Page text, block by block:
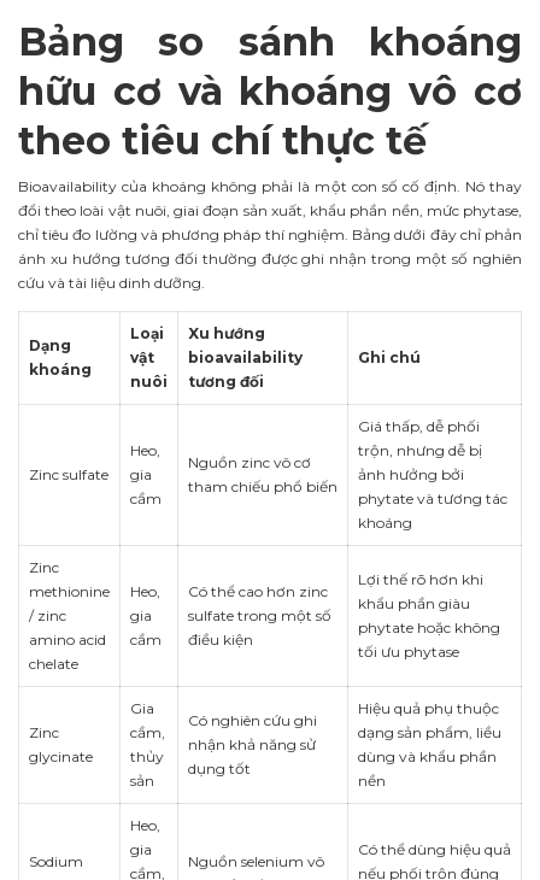
Bảng so sánh khoáng
hữu cơ và khoáng vô cơ
theo tiêu chí thực tế
Bioavailability của khoáng không phải là một con số cố định. Nó thay
đổi theo loài vật nuôi, giai đoạn sản xuất, khẩu phần nền, mức phytase,
chỉ tiêu đo lường và phương pháp thí nghiệm. Bảng dưới đây chỉ phản
ánh xu hướng tương đối thường được ghi nhận trong một số nghiên
cứu và tài liệu dinh dưỡng.
Dạng
khoáng
Loại
vật
nuôi
Xu hướng
bioavailability
tương đối
Ghi chú
Zinc sulfate
Heo,
gia
cầm
Nguồn zinc vô cơ
tham chiếu phổ biến
Giá thấp, dễ phối
trộn, nhưng dễ bị
ảnh hưởng bởi
phytate và tương tác
khoáng
Zinc
methionine
/ zinc
amino acid
chelate
Heo,
gia
cầm
Có thể cao hơn zinc
sulfate trong một số
điều kiện
Lợi thế rõ hơn khi
khẩu phần giàu
phytate hoặc không
tối ưu phytase
Zinc
glycinate
Gia
cầm,
thủy
sản
Có nghiên cứu ghi
nhận khả năng sử
dụng tốt
Hiệu quả phụ thuộc
dạng sản phẩm, liều
dùng và khẩu phần
nền
Sodium
Heo,
gia
cầm,
Nguồn selenium vô
Có thể dùng hiệu quả
nếu phối trộn đúng